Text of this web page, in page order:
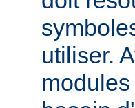
utiliser.